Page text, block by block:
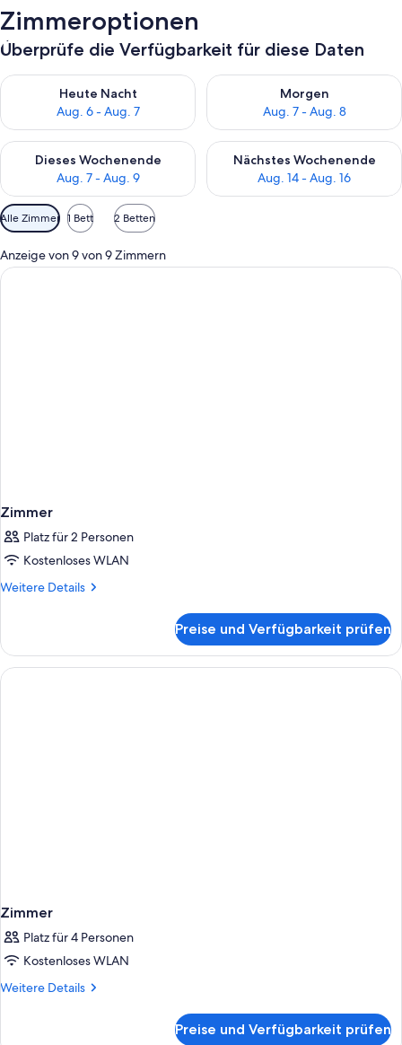
Zimmeroptionen
Überprüfe die Verfügbarkeit für diese Daten
Heute Nacht
Aug. 6 - Aug. 7
Überprüfe die Verfügbarkeit für heute Nacht, Aug. 6 - Aug. 7.
Morgen
Aug. 7 - Aug. 8
Überprüfe die Verfügbarkeit
Dieses Wochenende
Aug. 7 - Aug. 9
Überprüfe die Verfügbarkeit für dieses Wochenende, Aug. 7
Nächstes Wochenende
Aug. 14 - Aug. 16
Überprüfe die Verfügbarkeit
Verfügbare
Filter
für
Zimmer
Alle Zimmer 1 Bett 2 Betten
Anzeige von 9 von 9 Zimmern
Zimmer
Platz für 2 Personen
Kostenloses WLAN
Weitere Details
Weitere
Preise und Verfügbarkeit prüfen
Zimmer
Platz für 4 Personen
Kostenloses WLAN
Weitere Details
Weitere
Preise und Verfügbarkeit prüfen